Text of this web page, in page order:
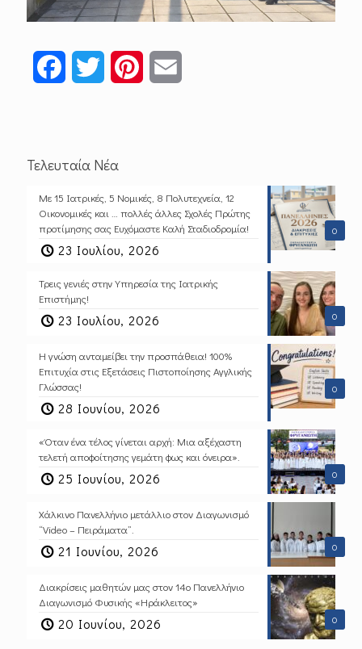
FacebookTwitter Pinterest
Τελευταία Νέα
0
Με 15 Ιατρικές, 5 Νομικές, 8 Πολυτεχνεία, 12
Οικονομικές και … πολλές άλλες Σχολές Πρώτης
προτίμησης σας Ευχόμαστε Καλή Σταδιοδρομία!
23 Ιουλίου, 2026
0
Τρεις γενιές στην Υπηρεσία της Ιατρικής
Επιστήμης!
23 Ιουλίου, 2026
0
Η γνώση ανταμείβει την προσπάθεια! 100%
Επιτυχία στις Εξετάσεις Πιστοποίησης Αγγλικής
Γλώσσας!
28 Ιουνίου, 2026
0
«Όταν ένα τέλος γίνεται αρχή: Μια αξέχαστη
τελετή αποφοίτησης γεμάτη φως και όνειρα».
25 Ιουνίου, 2026
0
Χάλκινο Πανελλήνιο μετάλλιο στον Διαγωνισμό
“Video – Πειράματα”.
21 Ιουνίου, 2026
0
Διακρίσεις μαθητών μας στον 14ο Πανελλήνιο
Διαγωνισμό Φυσικής «Ηράκλειτος»
20 Ιουνίου, 2026